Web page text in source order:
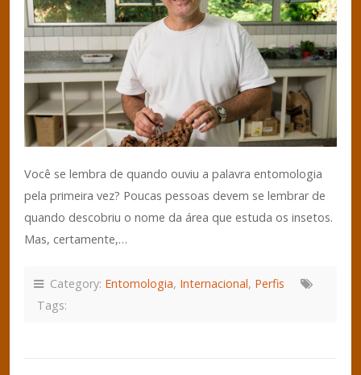
Você se lembra de quando ouviu a palavra entomologia
pela primeira vez? Poucas pessoas devem se lembrar de
quando descobriu o nome da área que estuda os insetos.
Mas, certamente,…
Category: Entomologia, Internacional, Perfis
Tags: